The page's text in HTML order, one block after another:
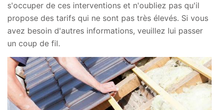
s'occuper de ces interventions et n'oubliez pas qu'il
propose des tarifs qui ne sont pas très élevés. Si vous
avez besoin d'autres informations, veuillez lui passer
un coup de fil.